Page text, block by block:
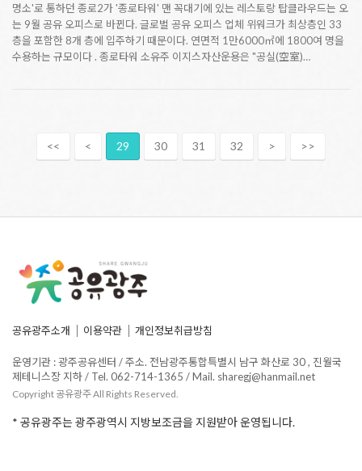
명소'로 통하던 종로2가 '종로타워' 맨 꼭대기에 있는 레스토랑 탑클라우드는 오
는 9월 공유 오피스로 바뀐다. 글로벌 공유 오피스 업체 위워크가 최상층인 33
층을 포함한 8개 층에 입주하기 때문이다. 연면적 1만6000㎡에 1800여 명을
수용하는 규모이다 . 종로타워 소유주 이지스자산운용은 "공실(空室)…
<< < 29 30 31 32 > >>
공유광주소개 이용약관 개인정보취급방침
운영기관 : 광주공유센터 / 주소. 전남광주통합특별시 남구 화산로 30 , 진월국
제테니스장 지하 / Tel. 062-714-1365 / Mail. sharegj@hanmail.net
Copyright 공유광주 All Rights Reserved.
* 공유광주는 광주광역시 지방보조금을 지원받아 운영됩니다.